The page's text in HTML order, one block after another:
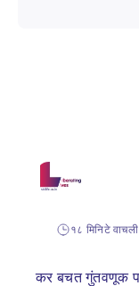
१८ मिनिटे वाचली
कर बचत गुंतवणूक